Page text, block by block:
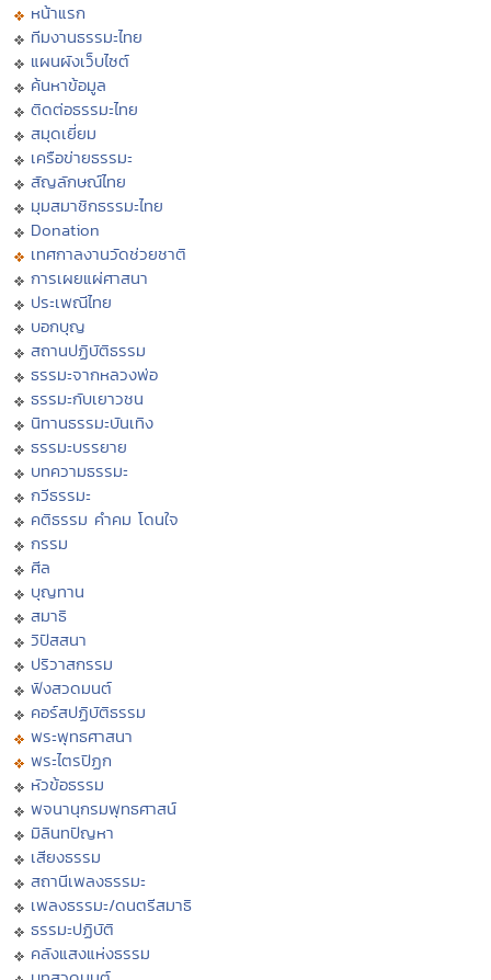
หน้าแรก
ทีมงานธรรมะไทย
แผนผังเว็บไซต์
ค้นหาข้อมูล
ติดต่อธรรมะไทย
สมุดเยี่ยม
เครือข่ายธรรมะ
สัญลักษณ์ไทย
มุมสมาชิกธรรมะไทย
Donation
เทศกาลงานวัดช่วยชาติ
การเผยแผ่ศาสนา
ประเพณีไทย
บอกบุญ
สถานปฏิบัติธรรม
ธรรมะจากหลวงพ่อ
ธรรมะกับเยาวชน
นิทานธรรมะบันเทิง
ธรรมะบรรยาย
บทความธรรมะ
กวีธรรมะ
คติธรรม คำคม โดนใจ
กรรม
ศีล
บุญทาน
สมาธิ
วิปัสสนา
ปริวาสกรรม
ฟังสวดมนต์
คอร์สปฏิบัติธรรม
พระพุทธศาสนา
พระไตรปิฏก
หัวข้อธรรม
พจนานุกรมพุทธศาสน์
มิลินทปัญหา
เสียงธรรม
สถานีเพลงธรรมะ
เพลงธรรมะ/ดนตรีสมาธิ
ธรรมะปฏิบัติ
คลังแสงแห่งธรรม